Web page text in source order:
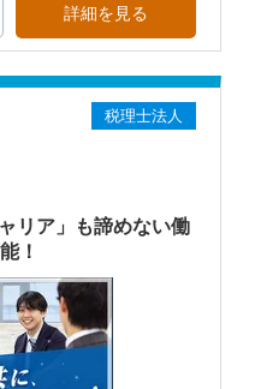
詳細を見る
税理士法人
リア」も諦めない働
！